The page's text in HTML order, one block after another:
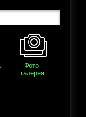
Фото-
галерея